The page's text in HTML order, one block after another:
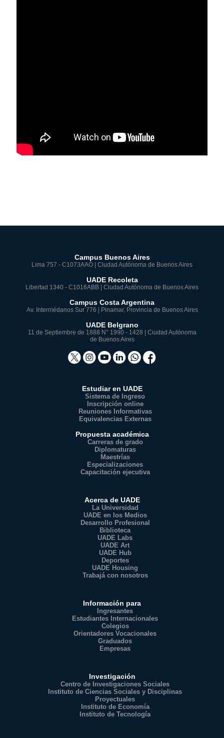
Campus Buenos Aires
Lima 757 - C1073AAO | Ciudad Autónoma de Buenos Aires
UADE Recoleta
Libertad 1340 - C1016ABB | Ciudad Autónoma de Buenos Aires
Campus Costa Argentina
Av. Intermédanos Sur 776 | Pinamar, Provincia de Buenos Aires
UADE Belgrano
11 de Septiembre de 1888 N° 1990 - 1428 | Ciudad Autónoma
de Buenos Aires
Estudiar en UADE
Sistema de Ingreso
Inscripción online
Reuniones Informativas
Equivalencias Externas
Propuesta académica
Carreras de grado
Diplomaturas
Maestrías
Especializaciones
Capacitación ejecutiva
Acerca de UADE
La Universidad
UADE en los Medios
Desarrollo Profesional
Biblioteca
UADE Labs
UADE Art
UADE Hub
Deportes
UADE Housing
Trabajá con nosotros
Información para
Ingresantes
Estudiantes Internacionales
Colegios
Orientadores Vocacionales
Graduados
Empresas
Investigación
Centro de Investigaciones Sociales
Instituto de Ciencias Sociales y Disciplinas
Proyectuales
Instituto de Economía
Instituto de Tecnología